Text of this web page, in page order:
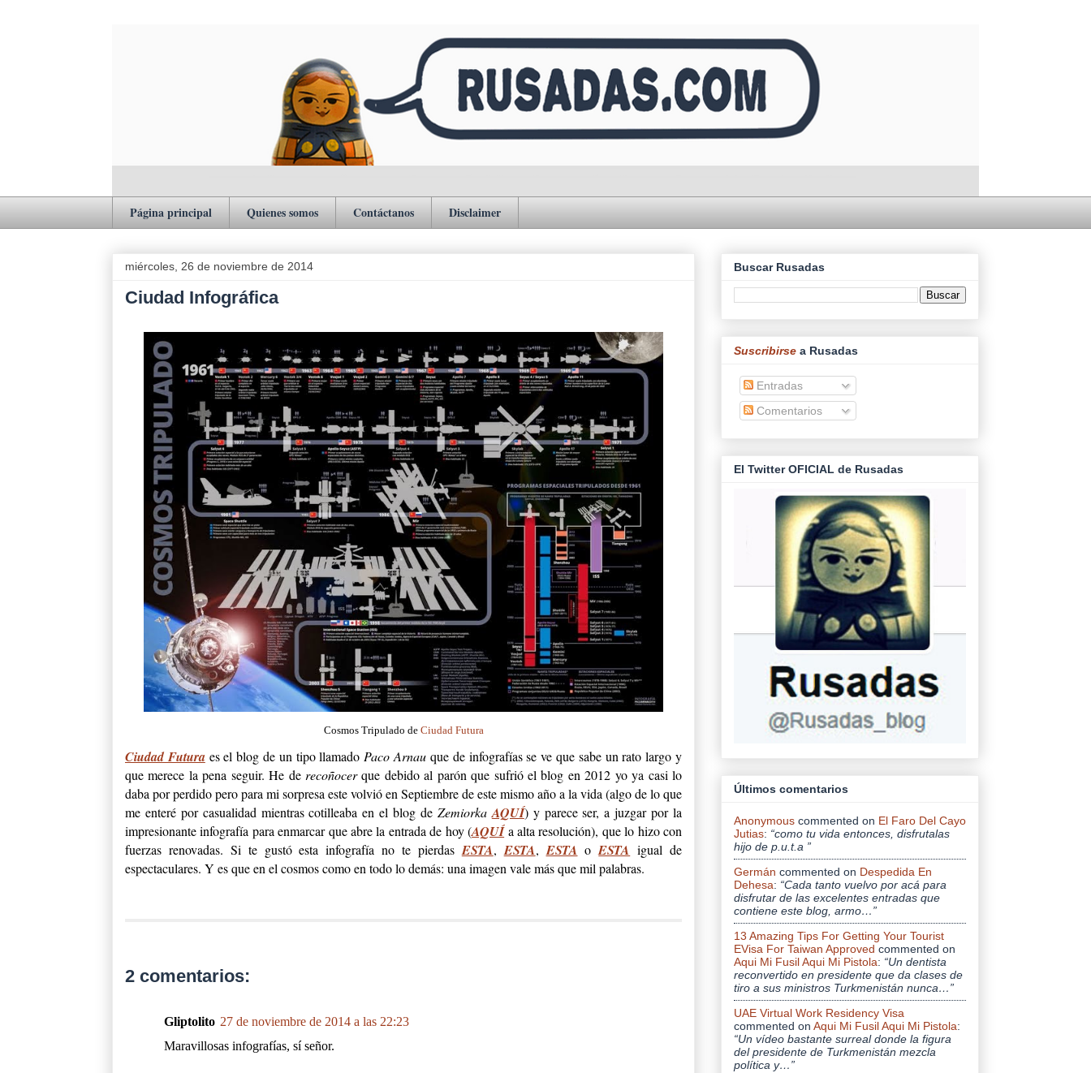
Página principal Quienes somos Contáctanos Disclaimer
miércoles, 26 de noviembre de 2014
Ciudad Infográfica
Cosmos Tripulado de Ciudad Futura
Ciudad Futuraes el blog de un tipo llamado Paco Arnau que de infografías se ve que sabe un rato largo y
que merece la pena seguir. He de recoñocerque debido al parón que sufrió el blog en 2012 yo ya casi lo
daba por perdido pero para mi sorpresa este volvió en Septiembre de este mismo año a la vida (algo de lo que
me enteré por casualidad mientras cotilleaba en el blog de Zemiorka AQUÍ) y parece ser, a juzgar por la
impresionante infografía para enmarcar que abre la entrada de hoy (AQUÍa alta resolución), que lo hizo con
fuerzas renovadas. Si te gustó esta infografía no te pierdas ESTA, ESTA, ESTA oESTA igual de
espectaculares. Y es que en el cosmos como en todo lo demás: una imagen vale más que mil palabras.
2 comentarios:
Gliptolito 27 de noviembre de 2014 a las 22:23
Maravillosas infografías, sí señor.
Buscar Rusadas
Suscribirse a Rusadas
Entradas
Comentarios
El Twitter OFICIAL de Rusadas
Últimos comentarios
Anonymous commented on El Faro Del Cayo
Jutias: “como tu vida entonces, disfrutalas
hijo de p.u.t.a ”
Germán commented on Despedida En
Dehesa: “Cada tanto vuelvo por acá para
disfrutar de las excelentes entradas que
contiene este blog, armo…”
13 Amazing Tips For Getting Your Tourist
EVisa For Taiwan Approved commented on
Aqui Mi Fusil Aqui Mi Pistola: “Un dentista
reconvertido en presidente que da clases de
tiro a sus ministros Turkmenistán nunca…”
UAE Virtual Work Residency Visa
commented on Aqui Mi Fusil Aqui Mi Pistola:
“Un vídeo bastante surreal donde la figura
del presidente de Turkmenistán mezcla
política y…”